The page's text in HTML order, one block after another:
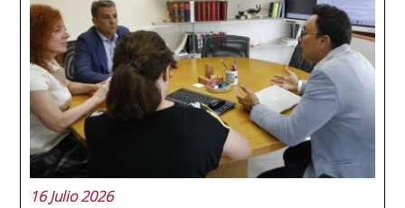
internacionales de la historia de la escuela
en una ceremonia celebrada en Murcia
con 44 grados y más de 600 asistentes.
Ricardo Navarro, vicepresidente senior de
Generac Power Systems en Estados Unidos
y antiguo alumno...
16 Julio 2026